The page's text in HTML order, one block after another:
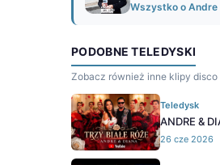
Wszystko o Andre
PODOBNE TELEDYSKI
Zobacz również inne klipy disco
Teledysk
ANDRE &
26 cze 2026